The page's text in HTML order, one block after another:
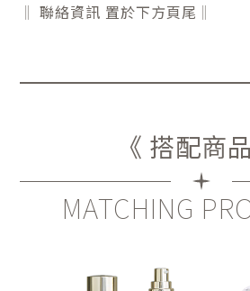
‖ 聯絡資訊 置於下方頁尾‖
《 搭配商
MATCHING